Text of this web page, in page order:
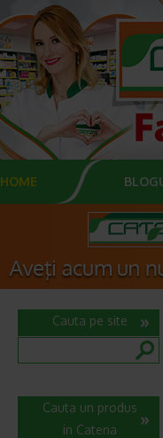
HOME
Cauta pe site
Cauta un produs
in Catena